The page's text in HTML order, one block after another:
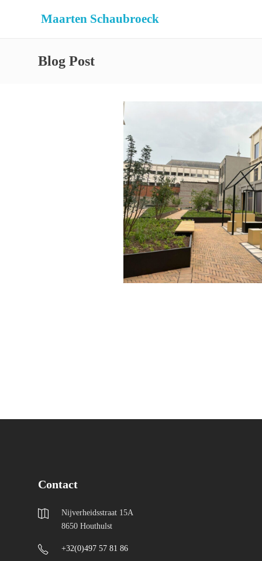
Maarten Schaubroeck
Blog Post
Contact
Nijverheidsstraat 15A
8650 Houthulst
+32(0)497 57 81 86